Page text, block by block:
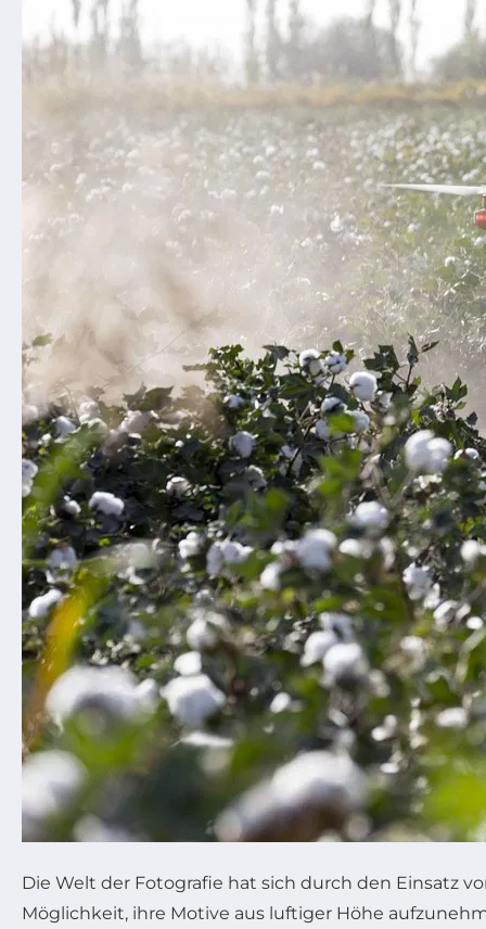
Die Welt der Fotografie hat sich durch den Einsatz
Möglichkeit, ihre Motive aus luftiger Höhe